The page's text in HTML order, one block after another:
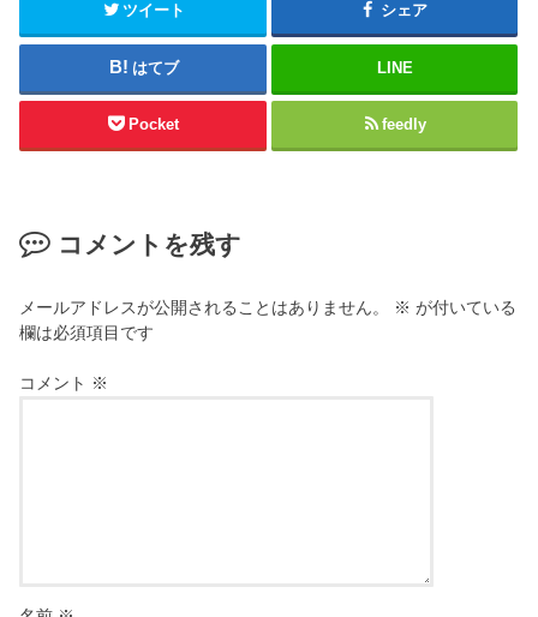
ツイート シェア
はてブ LINE
Pocket feedly
コメントを残す
メールアドレスが公開されることはありません。 ※ が付いている
欄は必須項目です
コメント ※